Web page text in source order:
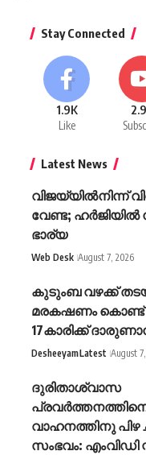
Stay Connected
1.9K
Like
Latest News
വിജയ്‌യിൽനിന്ന്
വേണ്ട; ഹർജിയിൽ
ഭാര്യ
Web Desk August 7, 2026
കുടുംബ വഴക്ക്
മരകഷണം കൊണ്ട്
17കാരിക്ക്
DesheeyamLatest August
ദുരിതാശ്വാസ
വാഹനത്തിനു പിഴ
സംഭവം: എംവിഡി